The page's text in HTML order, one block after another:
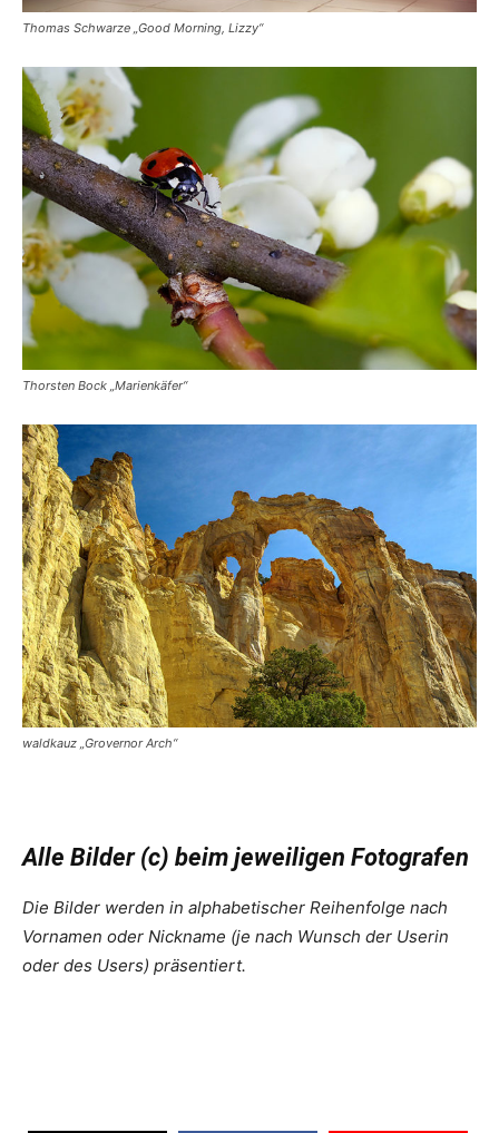
Thomas Schwarze „Good Morning, Lizzy“
Thorsten Bock „Marienkäfer“
waldkauz „Grovernor Arch“
Alle Bilder (c) beim jeweiligen Fotografen
Die Bilder werden in alphabetischer Reihenfolge nach
Vornamen oder Nickname (je nach Wunsch der Userin
oder des Users) präsentiert.